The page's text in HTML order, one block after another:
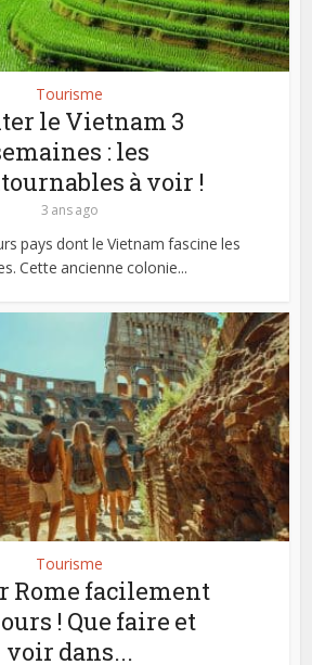
Tourisme
le Vietnam 3
: les
à voir !
3 ans ago
pays dont le Vietnam fascine les
Cette ancienne colonie...
Tourisme
Rome facilement
! Que faire et
voir dans...